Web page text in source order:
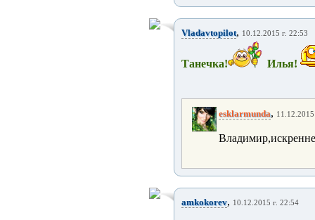
Vladavtopilot, 10.12.2015 г. 22:53
Танечка! Илья!
esklarmunda,
amkokorev, 10.12.2015 г. 22:54